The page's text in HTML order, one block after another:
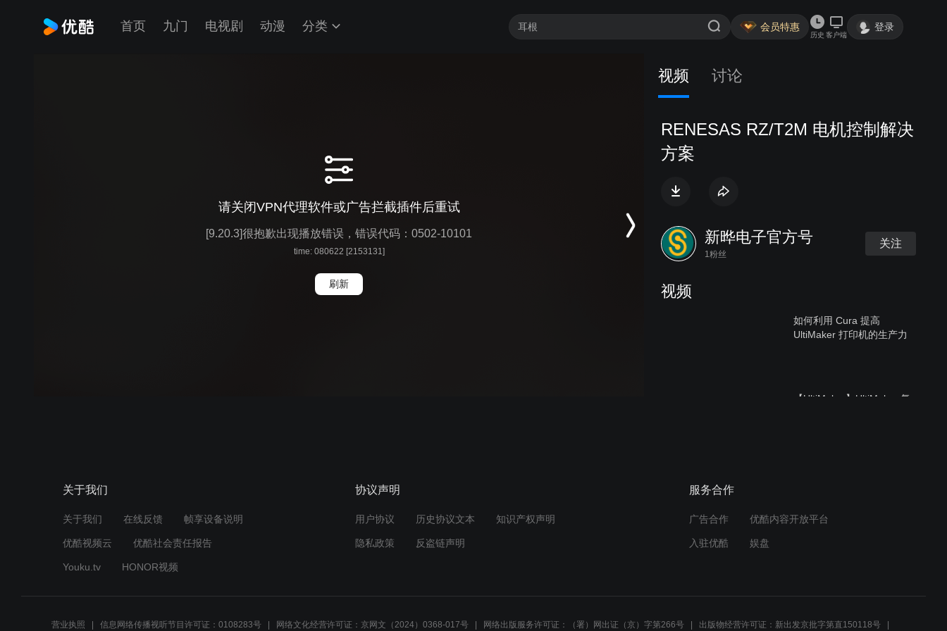
首页 九门 电视剧 动漫 分类 会员特惠
历史 客户端
登录
请关闭VPN代理软件或广告拦截插件后重试
[9.20.3]很抱歉出现播放错误，错误代码：0502-10101
time: 080622 [2153131]
刷新
视频 讨论
RENESAS RZ/T2M 电机控制解决
方案
新晔电子官方号
1粉丝
关注
视频
如何利用 Cura 提高
UltiMaker 打印机的生产力
【UltiMaker】UltiMaker 复
关于我们
关于我们 在线反馈 帧享设备说明
优酷视频云 优酷社会责任报告
Youku.tv HONOR视频
协议声明
用户协议 历史协议文本 知识产权声明
隐私政策 反盗链声明
服务合作
广告合作 优酷内容开放平台
入驻优酷 娱盘
营业执照 信息网络传播视听节目许可证：0108283号 网络文化经营许可证：京网文（2024）0368-017号 网络出版服务许可证：（署）网出证（京）字第266号 出版物经营许可证：新出发京批字第直150118号